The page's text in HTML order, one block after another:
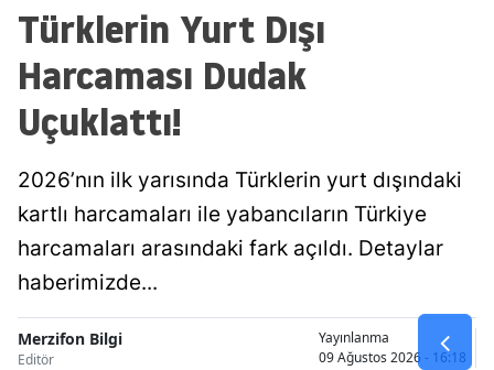
Türklerin Yurt Dışı
Harcaması Dudak
Uçuklattı!
2026’nın ilk yarısında Türklerin yurt dışındaki
kartlı harcamaları ile yabancıların Türkiye
harcamaları arasındaki fark açıldı. Detaylar
haberimizde...
Merzifon Bilgi
Editör
Yayınlanma
09 Ağustos 2026 - 16:18